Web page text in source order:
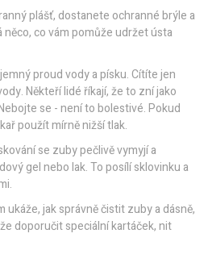
plášť, dostanete ochranné brýle a
něco, co vám pomůže udržet ústa
proud vody a písku. Cítíte jen
Někteří lidé říkají, že to zní jako
se - není to bolestivé. Pokud
použít mírně nižší tlak.
se zuby pečlivě vymyjí a
gel nebo lak. To posílí sklovinku a
ukáže, jak správně čistit zuby a dásně,
doporučit speciální kartáček, nit